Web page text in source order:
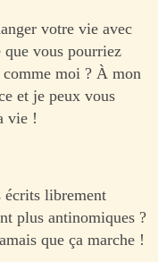
votre vie avec
que vous pourriez
comme moi ? À mon
et je peux vous
vie !
écrits librement
plus antinomiques ?
que ça marche !